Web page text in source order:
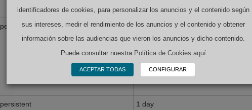
persistent 1 year
persistent 1 day
identificadores de cookies, para personalizar los anuncios y el contenido según
sus intereses, medir el rendimiento de los anuncios y el contenido y obtener
información sobre las audiencias que vieron los anuncios y dicho contenido.
Puede consultar nuestra Política de Cookies aquí
ACEPTAR TODAS CONFIGURAR